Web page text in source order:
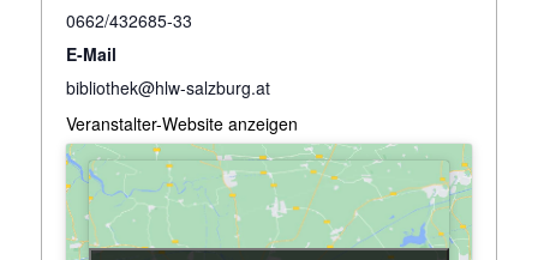
0662/432685-33
E-Mail
bibliothek@hlw-salzburg.at
Veranstalter-Website anzeigen